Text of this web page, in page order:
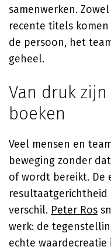
samenwerken.
recente titels
de persoon, het
geheel.
Van druk
boeken
Veel mensen en
beweging zonder
of wordt bereikt. De
verschil. Peter Ros
werk: de
echte